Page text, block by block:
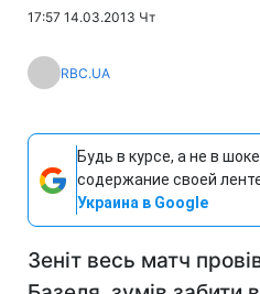
17:57 14.03.2013 Чт
RBC.UA
Будь в курсе, а не в
содержание своей
Украина в Google
Зеніт весь матч